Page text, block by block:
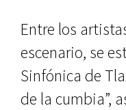
Entre los
escenario, se
Sinfónica de
de la cumbia”,